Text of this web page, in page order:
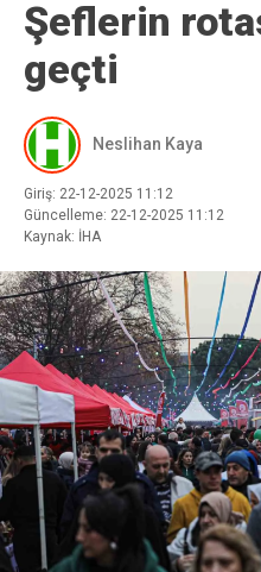
Şeflerin
geçti
Neslihan Kaya
Giriş: 22-12-2025 11:12
Güncelleme: 22-12-2025 11:12
Kaynak: İHA